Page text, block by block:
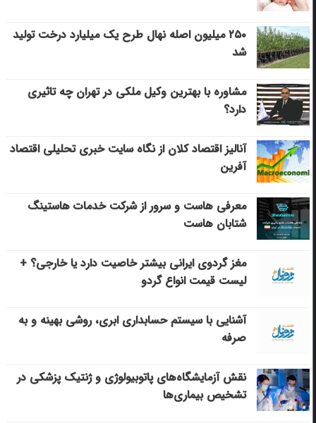
۲۵۰ میلیون اصله نهال طرح یک میلیارد درخت تولید
شد
مشاوره با بهترین وکیل ملکی در تهران چه تاثیری
دارد؟
آنالیز اقتصاد کلان از نگاه سایت خبری تحلیلی اقتصاد
آفرین
معرفی هاست و سرور از شرکت خدمات هاستینگ
شتابان هاست
مغز گردوی ایرانی بیشتر خاصیت دارد یا خارجی؟ +
لیست قیمت انواع گردو
آشنایی با سیستم حسابداری ابری، روشی بهینه و به
صرفه
نقش آزمایشگاه‌های پاتوبیولوژی و ژنتیک پزشکی در
تشخیص بیماری‌ها